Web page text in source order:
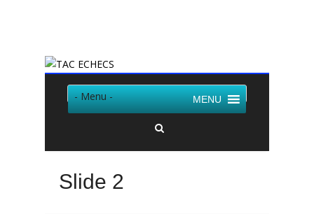
- Menu - MENU
Slide 2